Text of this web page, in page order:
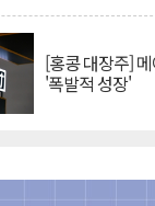
[홍콩 대장주]
'폭발적 성장'